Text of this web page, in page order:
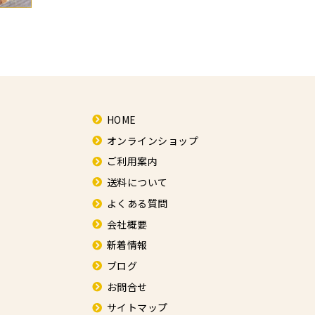
HOME
オンラインショップ
ご利用案内
送料について
よくある質問
会社概要
新着情報
ブログ
お問合せ
サイトマップ